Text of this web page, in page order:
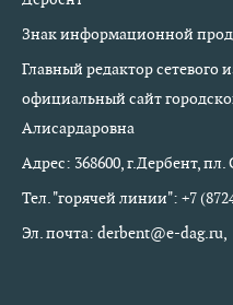
Знак информационной
Главный редактор
официальный сайт
Алисардаровна
Адрес: 368600, г.Дербент, пл.
Тел. "горячей линии": +7
Эл. почта: derbent@e-dag.ru,